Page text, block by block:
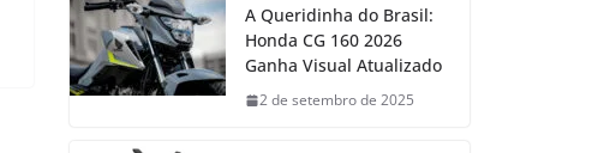
A Queridinha do Brasil:
Honda CG 160 2026
Ganha Visual Atualizado
2 de setembro de 2025